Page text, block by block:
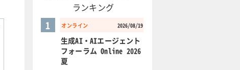
ランキング
オンライン 2026/08/19
1
生成AI・AIエージェント
フォーラム Online 2026
夏